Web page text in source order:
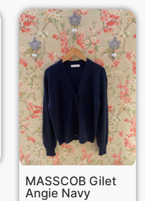
MASSCOB Gilet
Angie Navy